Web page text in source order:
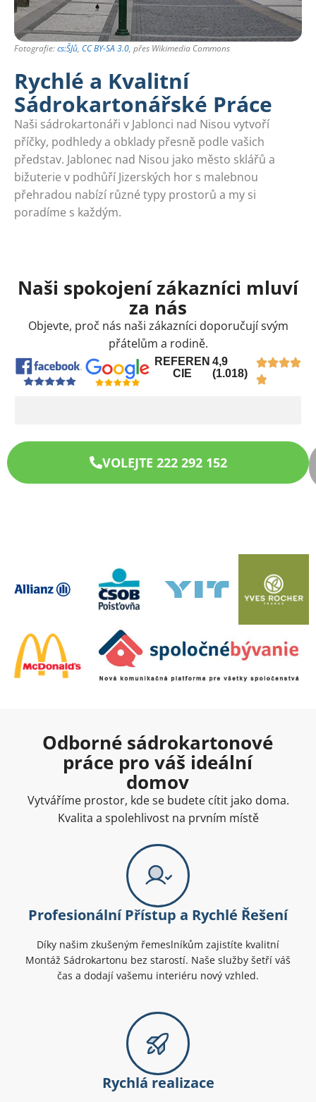
Fotografie:cs:ŠJů, CC BY-SA 3.0, přes Wikimedia Commons
Rychlé a Kvalitní
Sádrokartonářské Práce
Naši sádrokartonáři v Jablonci nad Nisou vytvoří
příčky, podhledy a obklady přesně podle vašich
představ. Jablonec nad Nisou jako město sklářů a
bižuterie v podhůří Jizerských hor s malebnou
přehradou nabízí různé typy prostorů a my si
poradíme s každým.
Naši spokojení zákazníci mluví
za nás
Objevte, proč nás naši zákazníci doporučují svým
přátelům a rodině.
REFEREN
CIE
4,9
(1.018)
VOLEJTE 222 292 152
Odborné sádrokartonové
práce pro váš ideální
domov
Vytváříme prostor, kde se budete cítit jako doma.
Kvalita a spolehlivost na prvním místě
Profesionální Přístup a Rychlé Řešení
Díky našim zkušeným řemeslníkům zajistíte kvalitní
Montáž Sádrokartonu bez starostí. Naše služby šetří váš
čas a dodají vašemu interiéru nový vzhled.
Rychlá realizace